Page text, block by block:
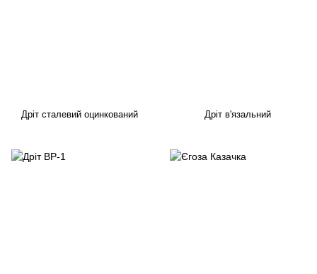
Дріт сталевий оцинкований Дріт в'язальний